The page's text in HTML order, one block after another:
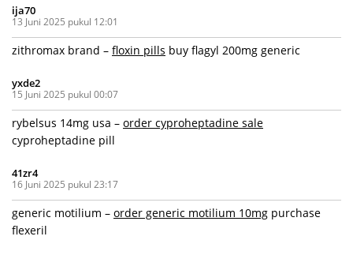
ija70
13 Juni 2025 pukul 12:01
zithromax brand – floxin pills buy flagyl 200mg generic
yxde2
15 Juni 2025 pukul 00:07
rybelsus 14mg usa – order cyproheptadine sale
cyproheptadine pill
41zr4
16 Juni 2025 pukul 23:17
generic motilium – order generic motilium 10mg purchase
flexeril